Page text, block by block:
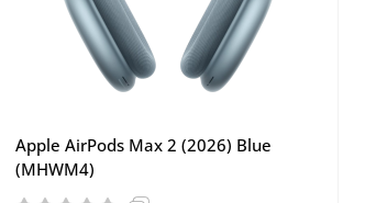
Apple AirPods Max 2 (2026) Blue
(MHWM4)